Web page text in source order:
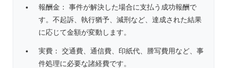
報酬金： 事件が解決した場合に支払う成功報酬で
す。不起訴、執行猶予、減刑など、達成された結果
に応じて金額が変動します。
実費： 交通費、通信費、印紙代、謄写費用など、事
件処理に必要な諸経費です。